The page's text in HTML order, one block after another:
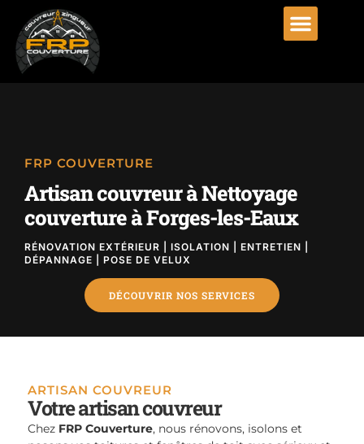
FRP COUVERTURE
Artisan couvreur à Nettoyage
couverture à Forges-les-Eaux
RÉNOVATION EXTÉRIEUR | ISOLATION | ENTRETIEN |
DÉPANNAGE | POSE DE VELUX
DÉCOUVRIR NOS SERVICES
ARTISAN COUVREUR
Votre artisan couvreur
Chez FRP Couverture, nous rénovons, isolons et